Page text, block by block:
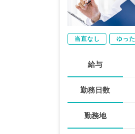
当直なし ゆっ
給与
勤務日数
勤務地